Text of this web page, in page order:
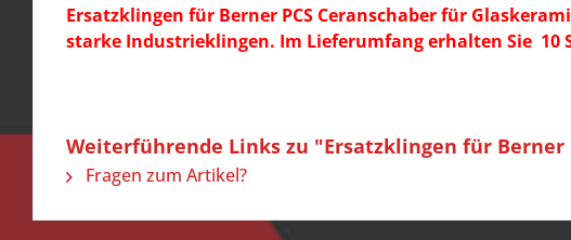
Ersatzklingen für Berner PCS Ceranschaberfür
starke Industrieklingen. Im Lieferumfang erhalten Sie 10
Weiterführende Links zu "Ersatzklingen für Berner
Fragen zum Artikel?